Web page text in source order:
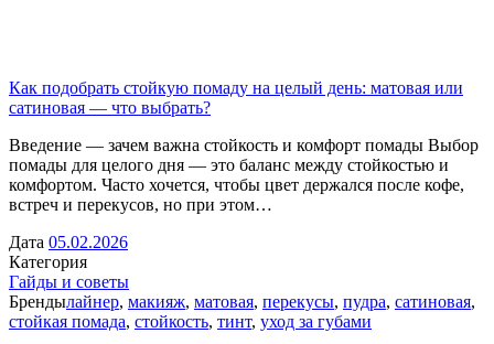
Как подобрать стойкую помаду на целый день: матовая или
сатиновая — что выбрать?
Введение — зачем важна стойкость и комфорт помады Выбор
помады для целого дня — это баланс между стойкостью и
комфортом. Часто хочется, чтобы цвет держался после кофе,
встреч и перекусов, но при этом…
Дата 05.02.2026
Категория
Гайды и советы
Брендылайнер, макияж, матовая, перекусы, пудра, сатиновая,
стойкая помада, стойкость, тинт, уход за губами